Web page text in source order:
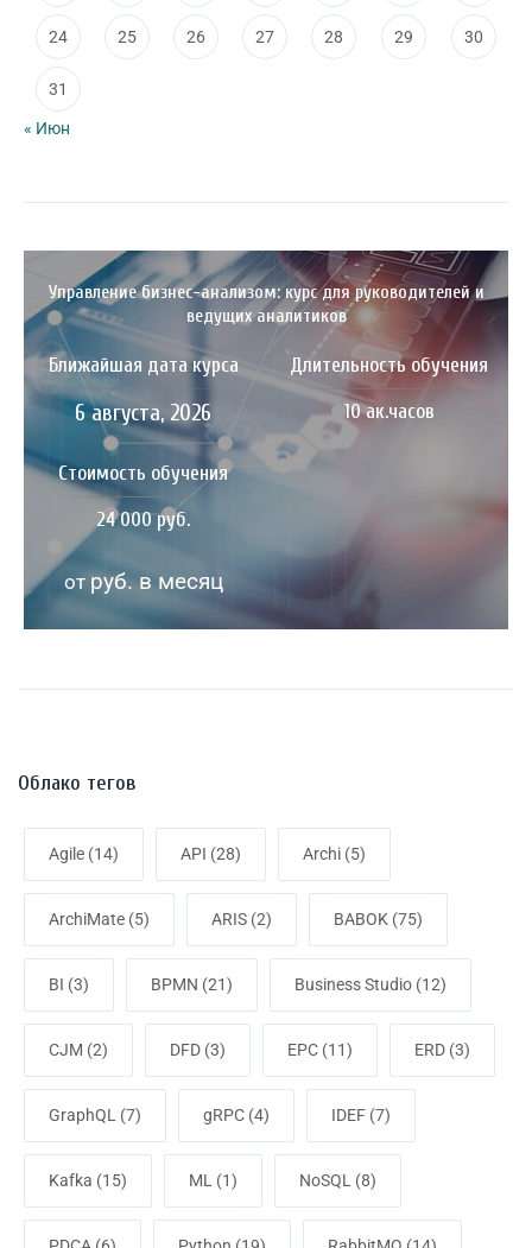
24 25 26 27 28 29 30
31
« Июн
Управление бизнес-анализом: курс для руководителей и
ведущих аналитиков
Ближайшая дата курса
6 августа, 2026
Длительность обучения
10 ак.часов
Стоимость обучения
24 000 руб.
от руб. в месяц
Облако тегов
Agile (14) API (28) Archi (5)
ArchiMate (5) ARIS (2) BABOK (75)
BI (3) BPMN (21) Business Studio (12)
CJM (2) DFD (3) EPC (11) ERD (3)
GraphQL (7) gRPC (4) IDEF (7)
Kafka (15) ML (1) NoSQL (8)